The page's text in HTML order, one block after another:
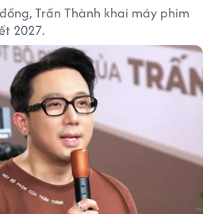
Trấn Thành khai máy phim
2027.